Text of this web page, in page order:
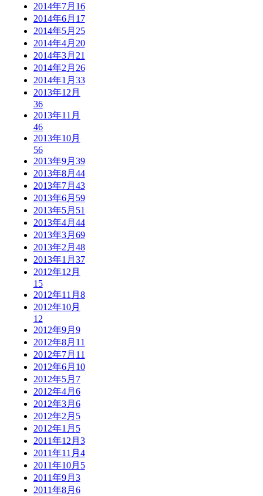
2014年7月 16
2014年6月 17
2014年5月 25
2014年4月 20
2014年3月 21
2014年2月 26
2014年1月 33
2013年12月
36
2013年11月
46
2013年10月
56
2013年9月 39
2013年8月 44
2013年7月 43
2013年6月 59
2013年5月 51
2013年4月 44
2013年3月 69
2013年2月 48
2013年1月 37
2012年12月
15
2012年11月 8
2012年10月
12
2012年9月 9
2012年8月 11
2012年7月 11
2012年6月 10
2012年5月 7
2012年4月 6
2012年3月 6
2012年2月 5
2012年1月 5
2011年12月 3
2011年11月 4
2011年10月 5
2011年9月 3
2011年8月 6